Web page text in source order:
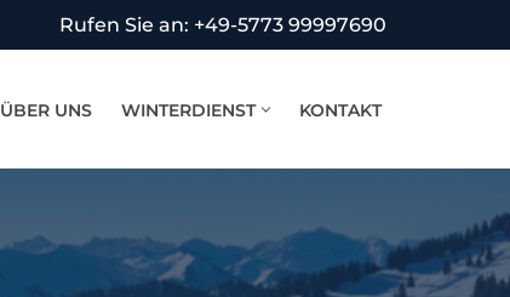
Rufen Sie an: +49-5773 99997690
ÜBER UNS WINTERDIENST KONTAKT